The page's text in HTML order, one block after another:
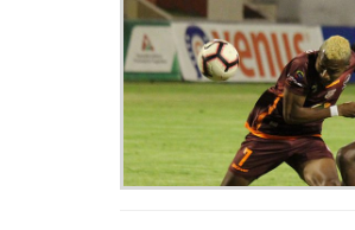
n
d
e
e